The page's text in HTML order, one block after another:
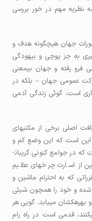
نظریه مهم در خور بررسی
جهان هیچ­گونه هدف و
به جز پوچی و بیهودگی
فرو رفته و جهان بی­معنی
عمومی جهان – بلکه در
است، گوئی زندگی آدمی
اصلی برخی از مکتب­های
است که این وضع کم و
بیش معلول و واکنش اوضاع و احوالی است که در جوامع کنونی گریبان­
از اسارت چرخ­های عظیم
که به احترام ماشین و
شده و خود را همچون شیئی
بهره­کشان می­یابد. گویی هر
قدمی است در راه رام